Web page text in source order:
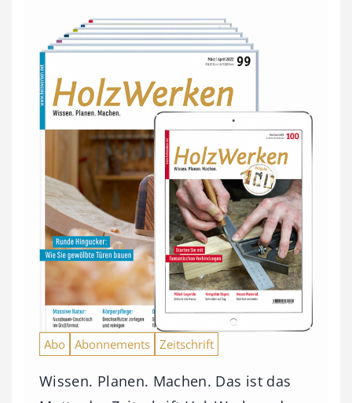
Abo Abonnements Zeitschrift
Wissen. Planen. Machen. Das ist das